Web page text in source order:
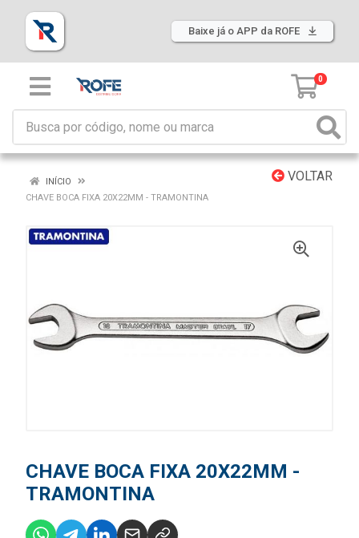
Baixe já o APP da ROFE
0
VOLTAR
INÍCIO
CHAVE BOCA FIXA 20X22MM - TRAMONTINA
CHAVE BOCA FIXA 20X22MM -
TRAMONTINA